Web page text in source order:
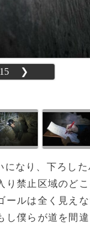
❯
になり、下ろし
禁止区域のど
ルは全く見え
僕らが道を間